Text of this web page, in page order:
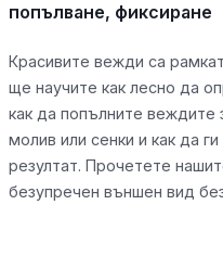
попълване, фиксиране
Красивите вежди са
ще научите как лесно да
как да попълните веждите
молив или сенки и как да
резултат. Прочетете
безупречен външен вид